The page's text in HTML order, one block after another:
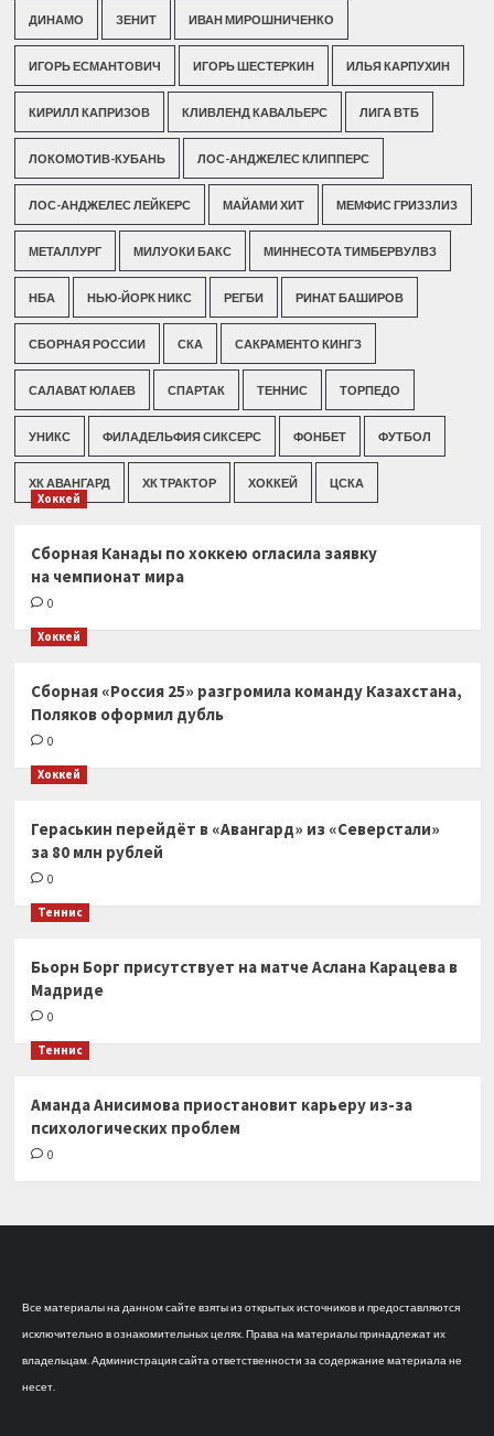
ДИНАМО ЗЕНИТ ИВАН МИРОШНИЧЕНКО
ИГОРЬ ЕСМАНТОВИЧ ИГОРЬ ШЕСТЕРКИН ИЛЬЯ КАРПУХИН
КИРИЛЛ КАПРИЗОВ КЛИВЛЕНД КАВАЛЬЕРС ЛИГА ВТБ
ЛОКОМОТИВ-КУБАНЬ ЛОС-АНДЖЕЛЕС КЛИППЕРС
ЛОС-АНДЖЕЛЕС ЛЕЙКЕРС МАЙАМИ ХИТ МЕМФИС ГРИЗЗЛИЗ
МЕТАЛЛУРГ МИЛУОКИ БАКС МИННЕСОТА ТИМБЕРВУЛВЗ
НБА НЬЮ-ЙОРК НИКС РЕГБИ РИНАТ БАШИРОВ
СБОРНАЯ РОССИИ СКА САКРАМЕНТО КИНГЗ
САЛАВАТ ЮЛАЕВ СПАРТАК ТЕННИС ТОРПЕДО
УНИКС ФИЛАДЕЛЬФИЯ СИКСЕРС ФОНБЕТ ФУТБОЛ
ХК АВАНГАРД ХК ТРАКТОР ХОККЕЙ ЦСКА
Хоккей
Сборная Канады по хоккею огласила заявку
на чемпионат мира
0
Хоккей
Сборная «Россия 25» разгромила команду Казахстана,
Поляков оформил дубль
0
Хоккей
Гераськин перейдёт в «Авангард» из «Северстали»
за 80 млн рублей
0
Теннис
Бьорн Борг присутствует на матче Аслана Карацева в
Мадриде
0
Теннис
Аманда Анисимова приостановит карьеру из-за
психологических проблем
0
Все материалы на данном сайте взяты из открытых источников и предоставляются
исключительно в ознакомительных целях. Права на материалы принадлежат их
владельцам. Администрация сайта ответственности за содержание материала не
несет.